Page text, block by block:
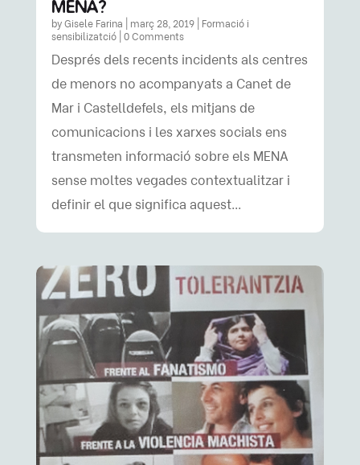
MENA?
by Gisele Farina març 28, 2019| Formació i
sensibilizatció| 0 Comments
Després dels recents incidents als centres
de menors no acompanyats a Canet de
Mar i Castelldefels, els mitjans de
comunicacions i les xarxes socials ens
transmeten informació sobre els MENA
sense moltes vegades contextualitzar i
definir el que significa aquest...